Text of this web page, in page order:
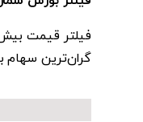
گران‌ترین سهام